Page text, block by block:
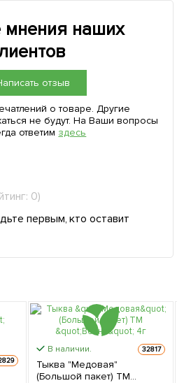
мнения наших
отзыв
о товаре. Другие
не будут. На Ваши вопросы
ответим здесь
0)
первым, кто оставит
В наличии. 32817
Тыква "Медовая"
(Большой пакет) ТМ